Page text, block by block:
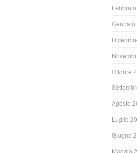
Gennaio
Ottobre
Agosto
Luglio
Giugno
Maggio